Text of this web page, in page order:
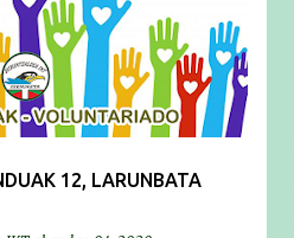
12, LARUNBATA